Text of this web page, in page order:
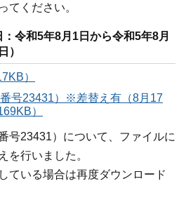
てください。
令和5年8月1日から令和5年8月
）
）
号23431）※差替え有（8月17
）
号23431）について、ファイルに
を行いました。
ている場合は再度ダウンロード